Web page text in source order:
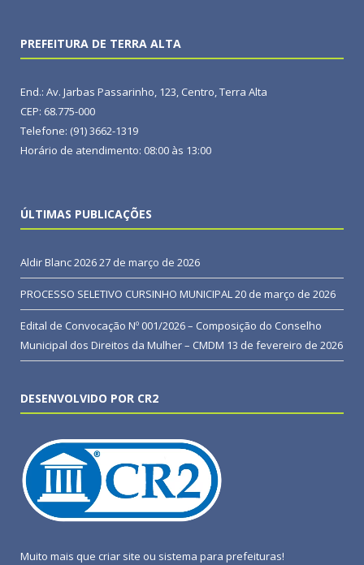
PREFEITURA DE TERRA ALTA
End.: Av. Jarbas Passarinho, 123, Centro, Terra Alta
CEP: 68.775-000
Telefone: (91) 3662-1319
Horário de atendimento: 08:00 às 13:00
ÚLTIMAS PUBLICAÇÕES
Aldir Blanc 202627 de março de 2026
PROCESSO SELETIVO CURSINHO MUNICIPAL20 de março de 2026
Edital de Convocação Nº 001/2026 – Composição do Conselho
Municipal dos Direitos da Mulher – CMDM 13 de fevereiro de 2026
DESENVOLVIDO POR CR2
Muito mais que criar site ou sistema para prefeituras!